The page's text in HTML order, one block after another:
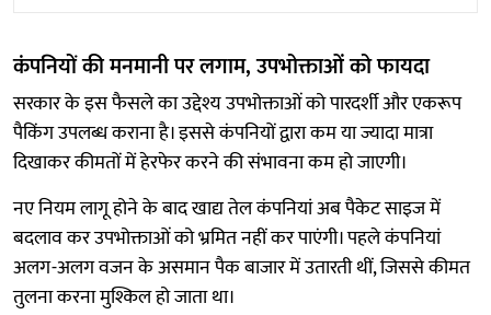
कंपनियों की मनमानी पर लगाम, उपभोक्ताओं को फायदा
सरकार के इस फैसले का उद्देश्य उपभोक्ताओं को पारदर्शी और एकरूप
पैकिंग उपलब्ध कराना है। इससे कंपनियों द्वारा कम या ज्यादा मात्रा
दिखाकर कीमतों में हेरफेर करने की संभावना कम हो जाएगी।
नए नियम लागू होने के बाद खाद्य तेल कंपनियां अब पैकेट साइज में
बदलाव कर उपभोक्ताओं को भ्रमित नहीं कर पाएंगी। पहले कंपनियां
अलग-अलग वजन के असमान पैक बाजार में उतारती थीं, जिससे कीमत
तुलना करना मुश्किल हो जाता था।